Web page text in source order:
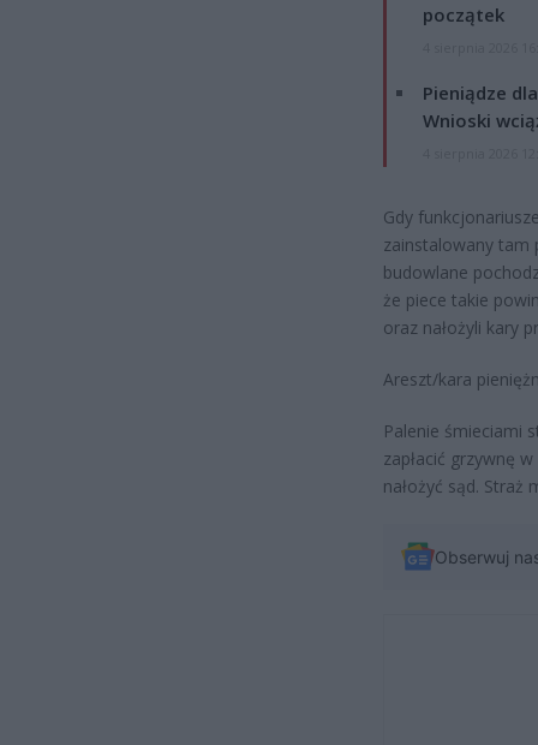
początek
Pieniądze
Wnioski
Gdy
zainstalowany tam
budowlane
że piece takie
oraz nałożyli kary
Areszt/kara
Palenie śmieciami
zapłacić grzywnę
nałożyć sąd. Straż
Obserwuj